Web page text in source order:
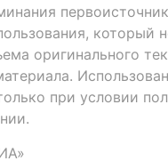
который
оригинального
при условии